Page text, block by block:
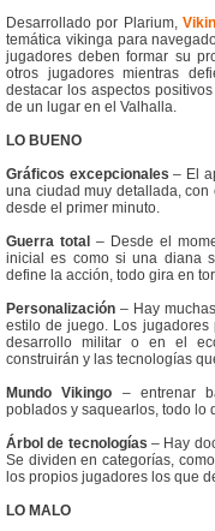
Desarrollado por Plarium,
temática vikinga para
jugadores deben formar su
otros jugadores mientras
destacar los aspectos
de un lugar en el Valhalla.
LO BUENO
Gráficos excepcionales – El
una ciudad muy detallada,
desde el primer minuto.
Guerra total – Desde el
inicial es como si una diana
define la acción, todo gira en
Personalización – Hay
estilo de juego. Los jugadores
desarrollo militar o en el
construirán y las tecnologías
Mundo Vikingo – entrenar
poblados y saquearlos, todo lo
Árbol de tecnologías – Hay
Se dividen en categorías,
los propios jugadores los que
LO MALO